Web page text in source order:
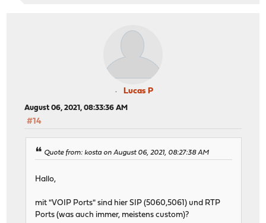
Lucas P
August 06, 2021, 08:33:36 AM
#14
Quote from: kosta on August 06, 2021, 08:27:38 AM
Hallo,
mit "VOIP Ports" sind hier SIP (5060,5061) und RTP
Ports (was auch immer, meistens custom)?